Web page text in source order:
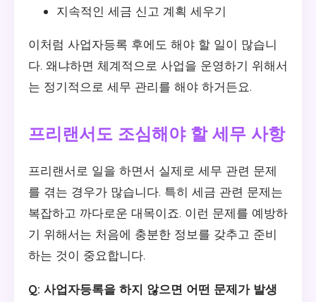
지속적인 세금 신고 계획 세우기
이처럼 사업자등록 후에도 해야 할 일이 많습니
다. 왜냐하면 체계적으로 사업을 운영하기 위해서
는 정기적으로 세무 관리를 해야 하거든요.
프리랜서도 조심해야 할 세무 사항
프리랜서로 일을 하면서 실제로 세무 관련 문제
를 겪는 경우가 많습니다. 특히 세금 관련 문제는
복잡하고 까다로운 대목이죠. 이런 문제를 예방하
기 위해서는 처음에 충분한 정보를 갖추고 준비
하는 것이 중요합니다.
Q: 사업자등록을 하지 않으면 어떤 문제가 발생